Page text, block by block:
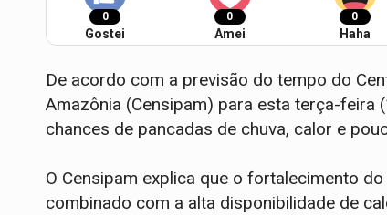
0
Gostei
0
Amei
0
Haha
De acordo com a previsão do tempo do
Amazônia (Censipam) para esta terça-feira
chances de pancadas de chuva, calor e
O Censipam explica que o fortalecimento
combinado com a alta disponibilidade de